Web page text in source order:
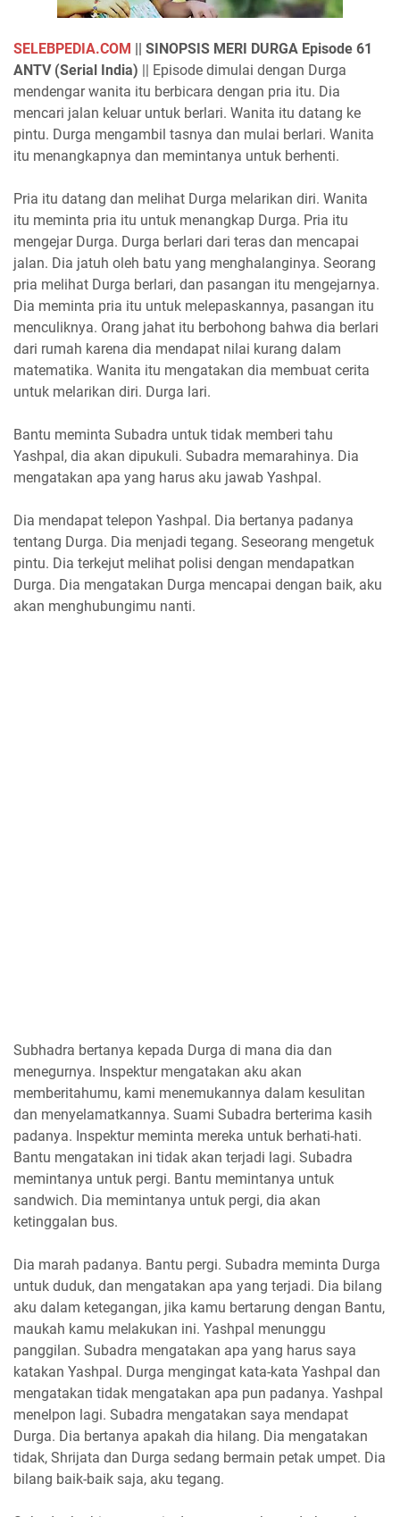
SELEBPEDIA.COM || SINOPSIS MERI DURGA Episode 61
ANTV (Serial India) || Episode dimulai dengan Durga
mendengar wanita itu berbicara dengan pria itu. Dia
mencari jalan keluar untuk berlari. Wanita itu datang ke
pintu. Durga mengambil tasnya dan mulai berlari. Wanita
itu menangkapnya dan memintanya untuk berhenti.
Pria itu datang dan melihat Durga melarikan diri. Wanita
itu meminta pria itu untuk menangkap Durga. Pria itu
mengejar Durga. Durga berlari dari teras dan mencapai
jalan. Dia jatuh oleh batu yang menghalanginya. Seorang
pria melihat Durga berlari, dan pasangan itu mengejarnya.
Dia meminta pria itu untuk melepaskannya, pasangan itu
menculiknya. Orang jahat itu berbohong bahwa dia berlari
dari rumah karena dia mendapat nilai kurang dalam
matematika. Wanita itu mengatakan dia membuat cerita
untuk melarikan diri. Durga lari.
Bantu meminta Subadra untuk tidak memberi tahu
Yashpal, dia akan dipukuli. Subadra memarahinya. Dia
mengatakan apa yang harus aku jawab Yashpal.
Dia mendapat telepon Yashpal. Dia bertanya padanya
tentang Durga. Dia menjadi tegang. Seseorang mengetuk
pintu. Dia terkejut melihat polisi dengan mendapatkan
Durga. Dia mengatakan Durga mencapai dengan baik, aku
akan menghubungimu nanti.
Subhadra bertanya kepada Durga di mana dia dan
menegurnya. Inspektur mengatakan aku akan
memberitahumu, kami menemukannya dalam kesulitan
dan menyelamatkannya. Suami Subadra berterima kasih
padanya. Inspektur meminta mereka untuk berhati-hati.
Bantu mengatakan ini tidak akan terjadi lagi. Subadra
memintanya untuk pergi. Bantu memintanya untuk
sandwich. Dia memintanya untuk pergi, dia akan
ketinggalan bus.
Dia marah padanya. Bantu pergi. Subadra meminta Durga
untuk duduk, dan mengatakan apa yang terjadi. Dia bilang
aku dalam ketegangan, jika kamu bertarung dengan Bantu,
maukah kamu melakukan ini. Yashpal menunggu
panggilan. Subadra mengatakan apa yang harus saya
katakan Yashpal. Durga mengingat kata-kata Yashpal dan
mengatakan tidak mengatakan apa pun padanya. Yashpal
menelpon lagi. Subadra mengatakan saya mendapat
Durga. Dia bertanya apakah dia hilang. Dia mengatakan
tidak, Shrijata dan Durga sedang bermain petak umpet. Dia
bilang baik-baik saja, aku tegang.